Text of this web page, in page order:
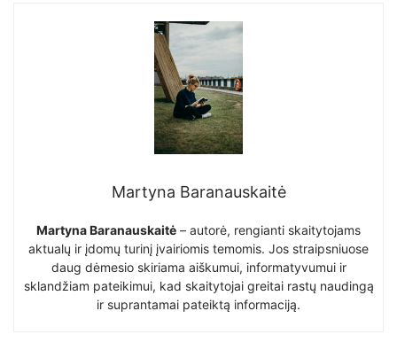
Martyna Baranauskaitė
Martyna Baranauskaitė – autorė, rengianti skaitytojams
aktualų ir įdomų turinį įvairiomis temomis. Jos straipsniuose
daug dėmesio skiriama aiškumui, informatyvumui ir
sklandžiam pateikimui, kad skaitytojai greitai rastų naudingą
ir suprantamai pateiktą informaciją.